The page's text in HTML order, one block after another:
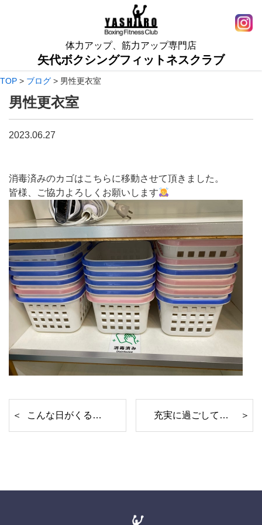
体力アップ、筋力アップ専門店
矢代ボクシングフィットネスクラブ
TOP > ブログ > 男性更衣室
男性更衣室
2023.06.27
消毒済みのカゴはこちらに移動させて頂きました。
皆様、ご協力よろしくお願いします
こんな日がくるなんて〜 充実に過ごしてます！